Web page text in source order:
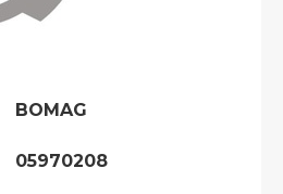
BOMAG
05970208